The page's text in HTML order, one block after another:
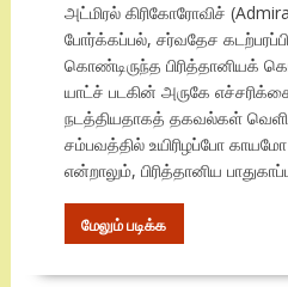
அட்மிரல் கிரிகோரோவிச்
போர்க்கப்பல், சர்வதேச
கொண்டிருந்த பிரித்தானியக்
யாட்ச் படகின் அருகே
நடத்தியதாகத் தகவல்கள்
சம்பவத்தில் உயிரிழப்போ
என்றாலும், பிரித்தானிய
மேலும் படிக்க